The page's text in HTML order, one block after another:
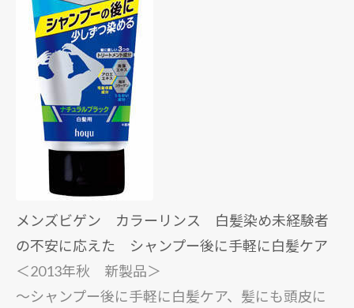
メンズビゲン カラーリンス 白髪染め未経験者
の不安に応えた シャンプー後に手軽に白髪ケア
＜2013年秋 新製品＞
～シャンプー後に手軽に白髪ケア、髪にも頭皮に